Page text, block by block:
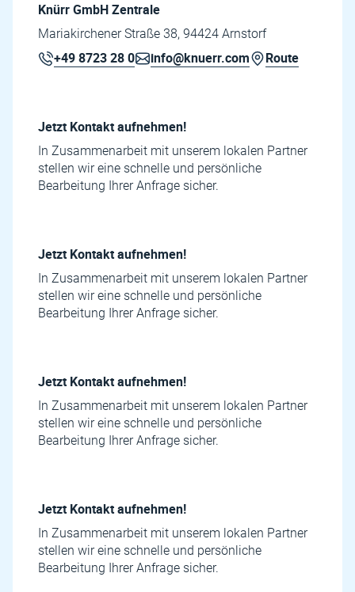
Knürr GmbH Zentrale
Mariakirchener Straße 38, 94424 Arnstorf
+49 8723 28 0 info@knuerr.com Route
Jetzt Kontakt aufnehmen!
In Zusammenarbeit mit unserem lokalen Partner
stellen wir eine schnelle und persönliche
Bearbeitung Ihrer Anfrage sicher.
Jetzt Kontakt aufnehmen!
In Zusammenarbeit mit unserem lokalen Partner
stellen wir eine schnelle und persönliche
Bearbeitung Ihrer Anfrage sicher.
Jetzt Kontakt aufnehmen!
In Zusammenarbeit mit unserem lokalen Partner
stellen wir eine schnelle und persönliche
Bearbeitung Ihrer Anfrage sicher.
Jetzt Kontakt aufnehmen!
In Zusammenarbeit mit unserem lokalen Partner
stellen wir eine schnelle und persönliche
Bearbeitung Ihrer Anfrage sicher.